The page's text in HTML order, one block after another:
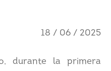
18 / 06 / 2025
durante la primera